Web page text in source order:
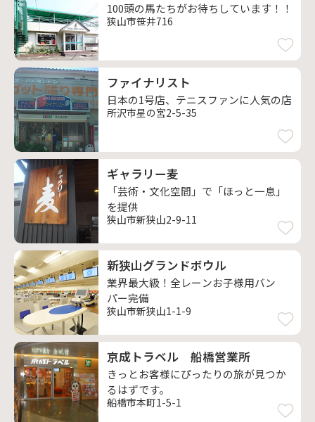
100頭の馬たちがお待ちしています！！
狭山市笹井716
ファイナリスト
日本の1号店、テニスファンに人気の店
所沢市星の宮2-5-35
ギャラリー麦
「芸術・文化空間」で「ほっと一息」
を提供
狭山市新狭山2-9-11
新狭山グランドボウル
業界最大級！全レーンお子様用バン
パー完備
狭山市新狭山1-1-9
京成トラベル 船橋営業所
きっとお客様にぴったりの旅が見つか
るはずです。
船橋市本町1-5-1